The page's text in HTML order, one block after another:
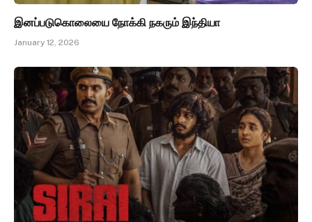
இனப்படுகொலையை நோக்கி நகரும் இந்தியா
January 12, 2026